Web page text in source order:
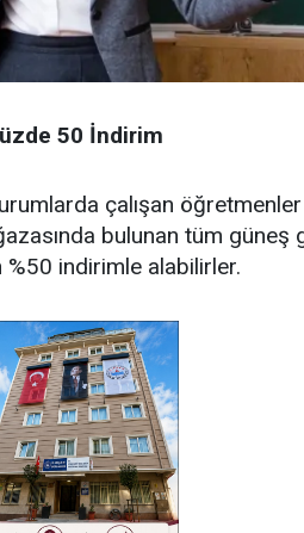
50 İndirim
çalışan
bulunan tüm güneş
indirimle alabilirler.